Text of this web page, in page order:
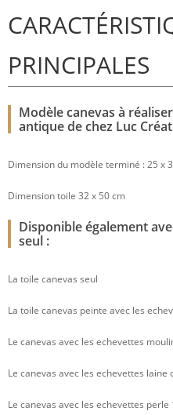
PRINCIPALES
Modèle canevas à
antique de chez Luc
Dimension du modèle terminé : 25 x
Dimension toile 32 x 50 cm
Disponible également
seul :
La toile canevas seul
La toile canevas peinte avec les
Le canevas avec les echevettes
Le canevas avec les echevettes laine
Le canevas avec les echevettes perle